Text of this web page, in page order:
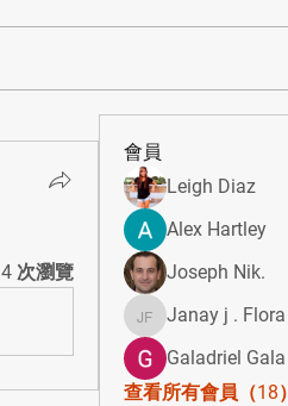
4 次瀏覽
會員
Leigh Diaz
Alex Hartley
Joseph Nik.
Janay j . Flora
Janay j . Flora
Galadriel Gala
查看所有會員（18）